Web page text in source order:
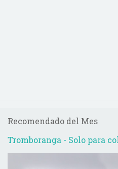
Recomendado del Mes
Tromboranga - Solo para